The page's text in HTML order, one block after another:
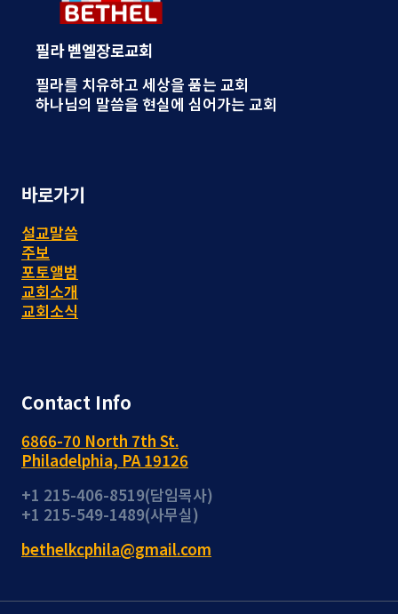
필라 벧엘장로교회
필라를 치유하고 세상을 품는 교회
하나님의 말씀을 현실에 심어가는 교회
바로가기
설교말씀
주보
포토앨범
교회소개
교회소식
Contact Info
6866-70 North 7th St.
Philadelphia, PA 19126
+1 215-406-8519(담임목사)
+1 215-549-1489(사무실)
bethelkcphila@gmail.com